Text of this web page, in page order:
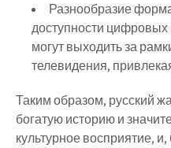
Разнообразие
доступности
могут выходить за
телевидения,
Таким образом, русский
богатую историю и
культурное восприятие,